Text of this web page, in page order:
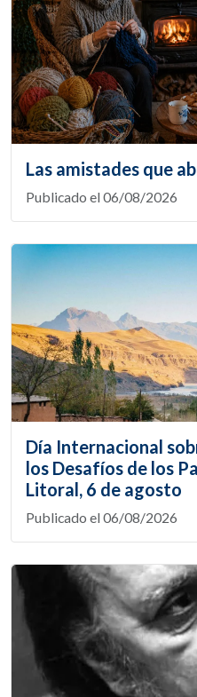
Las amistades que
Publicado el 06/08/2026
Día Internacional
los Desafíos de los
Litoral, 6 de agosto
Publicado el 06/08/2026